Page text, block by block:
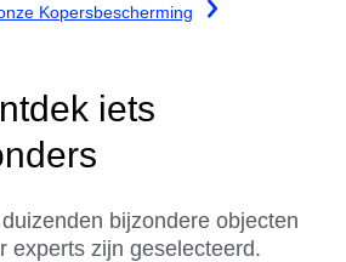
Kopersbescherming
iets
bijzondere objecten
experts zijn geselecteerd.